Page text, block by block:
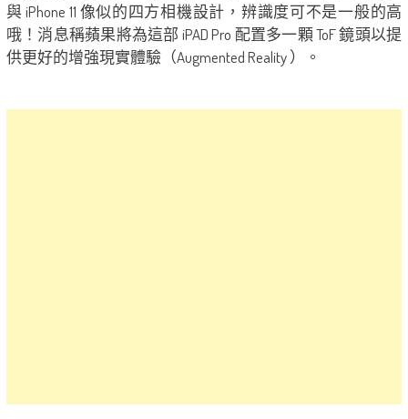
與 iPhone 11 像似的四方相機設計，辨識度可不是一般的高
哦！消息稱蘋果將為這部 iPAD Pro 配置多一顆 ToF 鏡頭以提
供更好的增強現實體驗（Augmented Reality ）。